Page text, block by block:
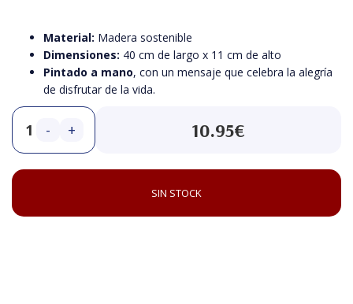
Material: Madera sostenible
Dimensiones: 40 cm de largo x 11 cm de alto
Pintado a mano, con un mensaje que celebra la alegría
de disfrutar de la vida.
- + 10.95€
SIN STOCK